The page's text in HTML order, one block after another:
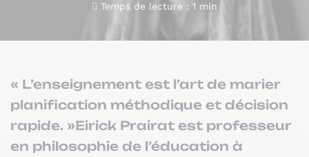
Temps de lecture : 1 min
« L’enseignement est l’art de marier
planification méthodique et décision
rapide. »Eirick Prairat est professeur
en philosophie de l’éducation à